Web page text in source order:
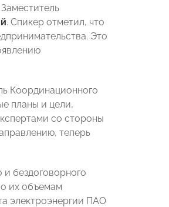
. Спикер отметил, что
Это
Координационного
планы и цели,
со стороны
теперь
бездоговорного
их объемам
электроэнергии ПАО